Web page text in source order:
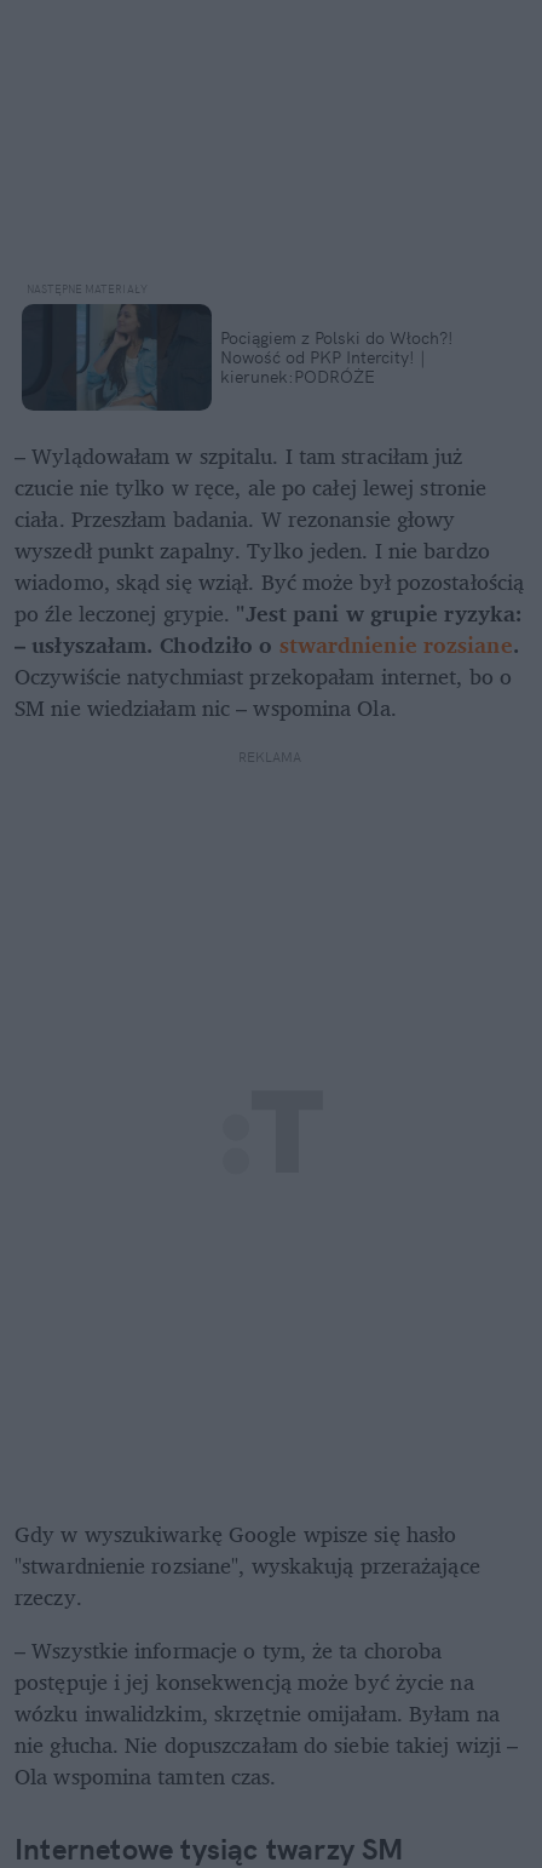
Pociągiem z Polski do Włoch?!
Nowość od PKP Intercity! |
kierunek:PODRÓŻE
– Wylądowałam w szpitalu. I tam straciłam już
czucie nie tylko w ręce, ale po całej lewej stronie
ciała. Przeszłam badania. W rezonansie głowy
wyszedł punkt zapalny. Tylko jeden. I nie bardzo
wiadomo, skąd się wziął. Być może był pozostałością
po źle leczonej grypie. "Jest pani w grupie ryzyka:
– usłyszałam. Chodziło o stwardnienie rozsiane
Oczywiście natychmiast przekopałam internet, bo o
SM nie wiedziałam nic – wspomina Ola.
REKLAMA
Gdy w wyszukiwarkę Google wpisze się hasło
"stwardnienie rozsiane", wyskakują przerażające
rzeczy.
– Wszystkie informacje o tym, że ta choroba
postępuje i jej konsekwencją może być życie na
wózku inwalidzkim, skrzętnie omijałam. Byłam na
nie głucha. Nie dopuszczałam do siebie takiej wizji –
Ola wspomina tamten czas.
Internetowe tysiąc twarzy SM